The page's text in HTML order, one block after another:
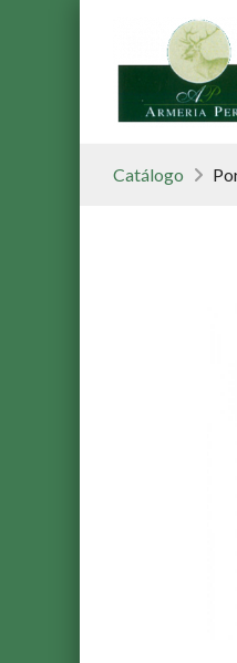
Catálogo